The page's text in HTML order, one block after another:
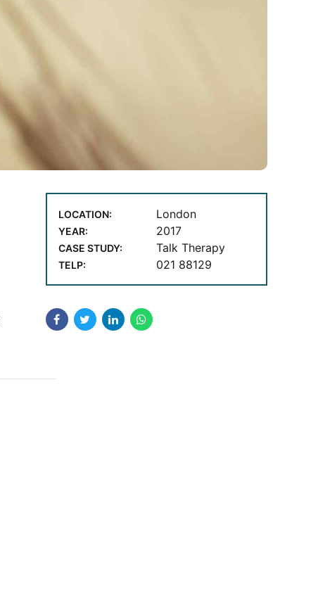
LOCATION: London
YEAR: 2017
CASE STUDY: Talk Therapy
TELP: 021 88129